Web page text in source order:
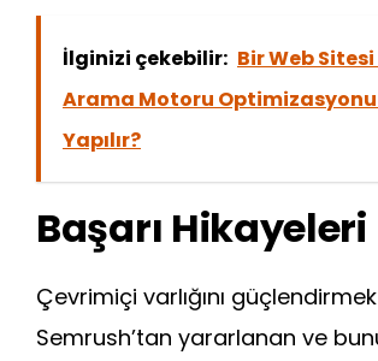
İlginizi çekebilir: Bir Web
Arama Motoru Optimizasyonu
Yapılır?
Başarı Hikayeleri
Çevrimiçi varlığını
Semrush’tan yararlanan ve